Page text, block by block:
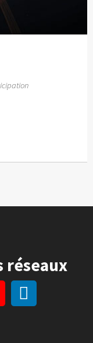
réseaux